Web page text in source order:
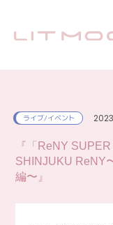
ライブ/イベント
『「ReNY
SHINJUKU ReNY
編〜』